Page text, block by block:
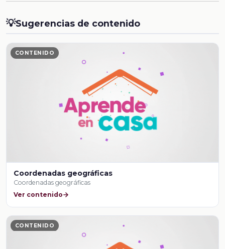
💡Sugerencias de contenido
CONTENIDO
Coordenadas geográficas
Coordenadas geográficas
Ver contenido
CONTENIDO